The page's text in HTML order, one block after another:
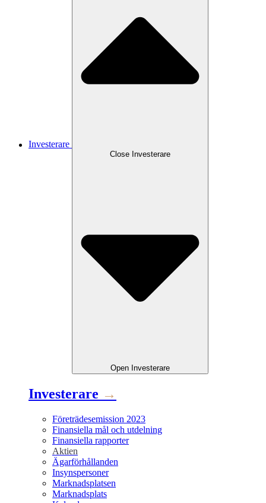
Investerare
Close Investerare
Open Investerare
Investerare →
Företrädesemission 2023
Finansiella mål och utdelning
Finansiella rapporter
Aktien
Ägarförhållanden
Insynspersoner
Marknadsplatsen
Marknadsplats